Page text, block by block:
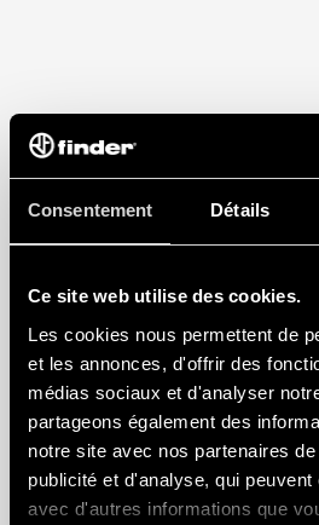
Consentement Détails
Ce site web utilise des cookies.
Les cookies nous permettent de
et les annonces, d'offrir des
médias sociaux et d'analyser
partageons également des
notre site avec nos partenaires
publicité et d'analyse, qui
avec d'autres informations que